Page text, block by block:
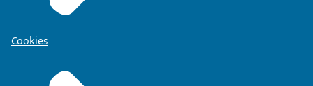
Cookies